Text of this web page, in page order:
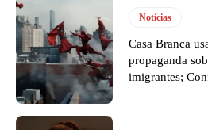
Notícias
Casa Branca
propaganda
imigrantes;